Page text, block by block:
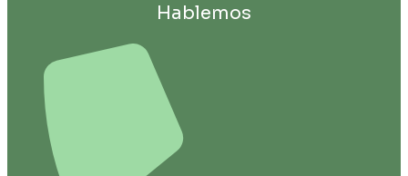
Hablemos